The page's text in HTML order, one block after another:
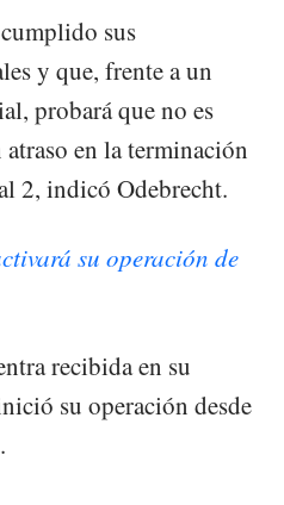
sus
y que, frente a un
probará que no es
en la terminación
2, indicó Odebrecht.
su operación de
recibida en su
su operación desde